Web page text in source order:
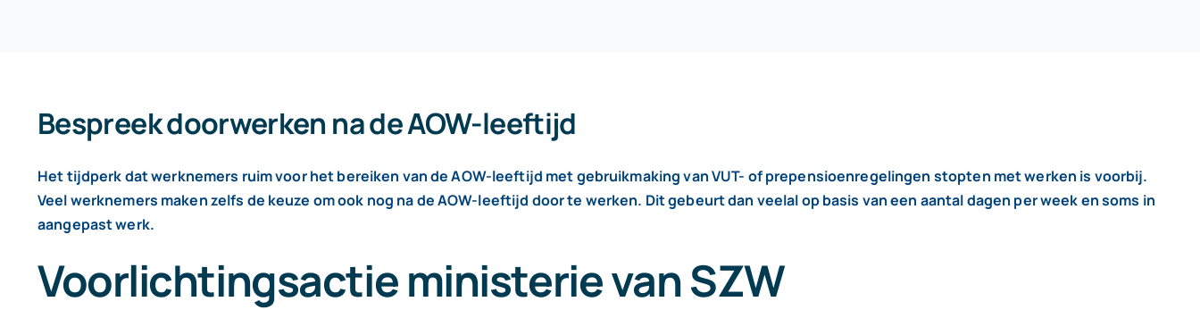
Bespreek doorwerken na de AOW-leeftijd
Het tijdperk dat werknemers ruim voor het bereiken van de AOW-leeftijd met gebruikmaking van VUT- of prepensioenregelingen stopten met werken is voorbij.
Veel werknemers maken zelfs de keuze om ook nog na de AOW-leeftijd door te werken. Dit gebeurt dan veelal op basis van een aantal dagen per week en soms in
aangepast werk.
Voorlichtingsactie ministerie van SZW